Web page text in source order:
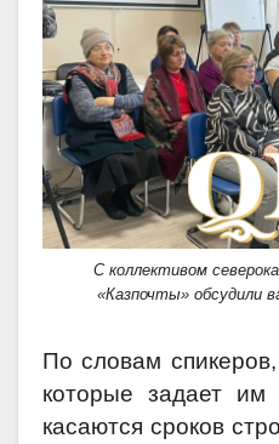
С коллективом
«Казпочты» обсудили
По словам
которые задает им
касаются сроков